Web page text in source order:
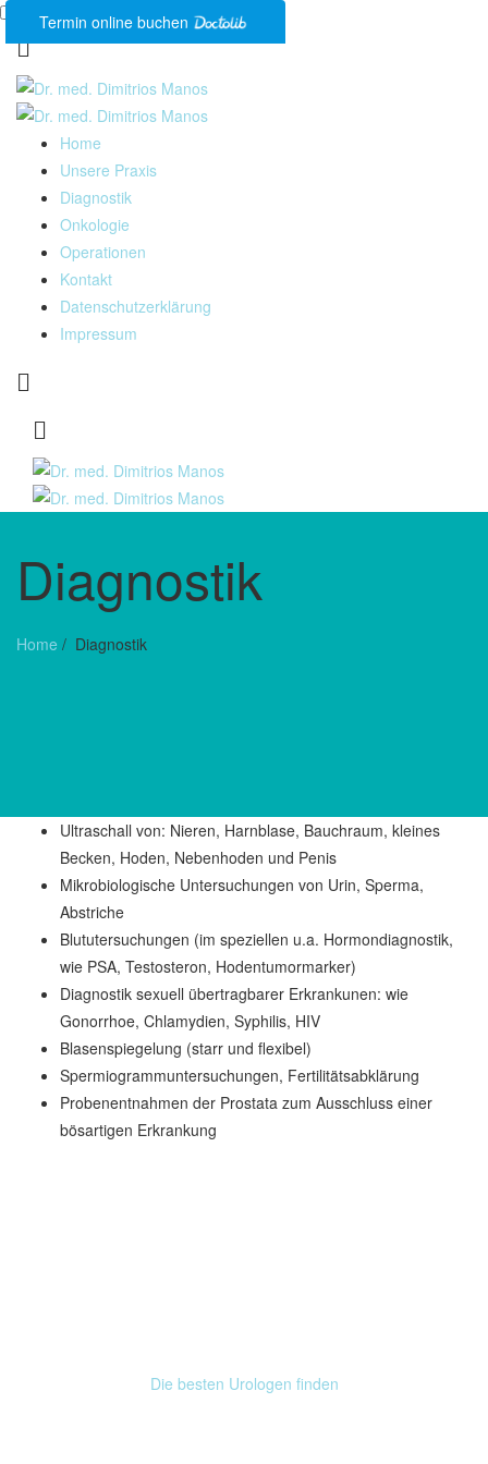
Termin online buchen
Home
Unsere Praxis
Diagnostik
Onkologie
Operationen
Kontakt
Datenschutzerklärung
Impressum
Diagnostik
Home / Diagnostik
Ultraschall von: Nieren, Harnblase, Bauchraum, kleines
Becken, Hoden, Nebenhoden und Penis
Mikrobiologische Untersuchungen von Urin, Sperma,
Abstriche
Blututersuchungen (im speziellen u.a. Hormondiagnostik,
wie PSA, Testosteron, Hodentumormarker)
Diagnostik sexuell übertragbarer Erkrankunen: wie
Gonorrhoe, Chlamydien, Syphilis, HIV
Blasenspiegelung (starr und flexibel)
Spermiogrammuntersuchungen, Fertilitätsabklärung
Probenentnahmen der Prostata zum Ausschluss einer
bösartigen Erkrankung
Die besten Urologen finden